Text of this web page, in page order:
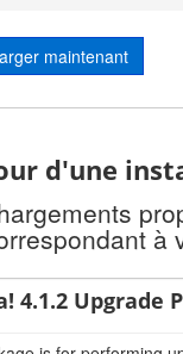
maintenant
d'une
à
4.1.2 Upgrade